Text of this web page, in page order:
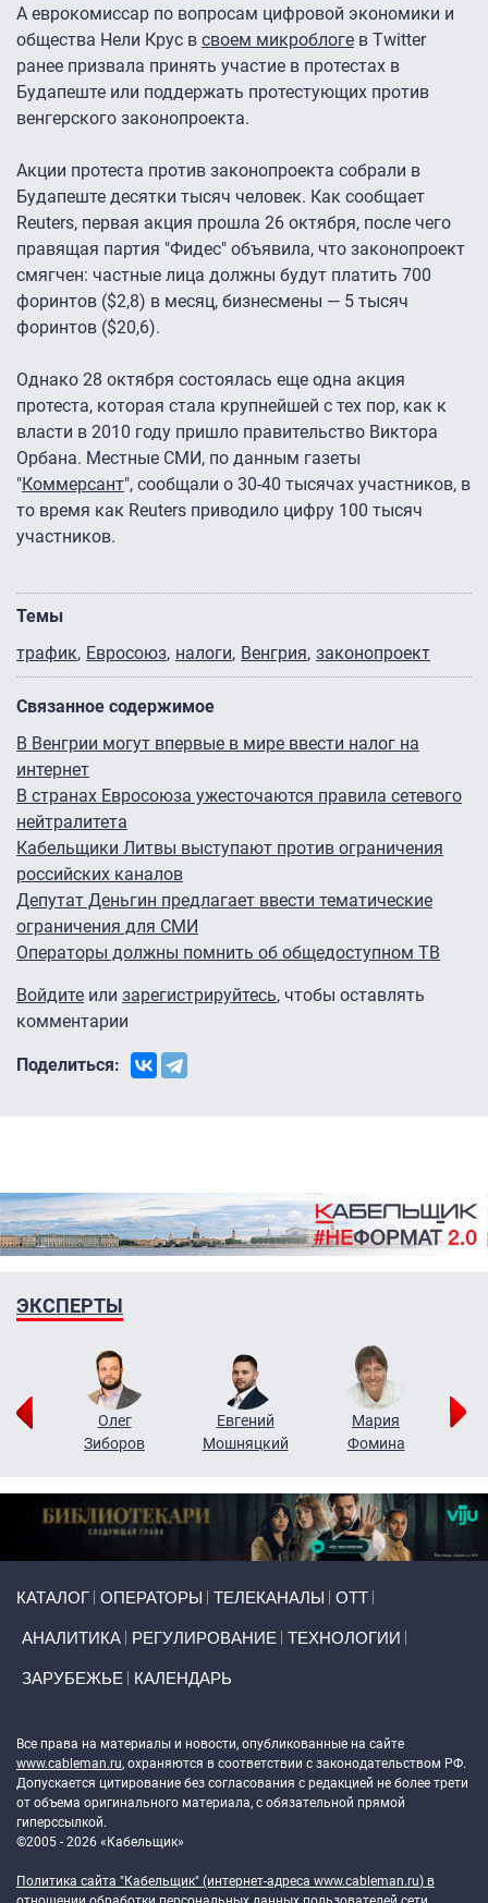
А еврокомиссар по вопросам цифровой экономики и
общества Нели Крус в своем микроблоге в Twitter
ранее призвала принять участие в протестах в
Будапеште или поддержать протестующих против
венгерского законопроекта.
Акции протеста против законопроекта собрали в
Будапеште десятки тысяч человек. Как сообщает
Reuters, первая акция прошла 26 октября, после чего
правящая партия "Фидес" объявила, что законопроект
смягчен: частные лица должны будут платить 700
форинтов ($2,8) в месяц, бизнесмены — 5 тысяч
форинтов ($20,6).
Однако 28 октября состоялась еще одна акция
протеста, которая стала крупнейшей с тех пор, как к
власти в 2010 году пришло правительство Виктора
Орбана. Местные СМИ, по данным газеты
"Коммерсант", сообщали о 30-40 тысячах участников, в
то время как Reuters приводило цифру 100 тысяч
участников.
Темы
трафик Евросоюз налоги Венгрия законопроект
Связанное содержимое
В Венгрии могут впервые в мире ввести налог на
интернет
В странах Евросоюза ужесточаются правила сетевого
нейтралитета
Кабельщики Литвы выступают против ограничения
российских каналов
Депутат Деньгин предлагает ввести тематические
ограничения для СМИ
Операторы должны помнить об общедоступном ТВ
Войдите или зарегистрируйтесь, чтобы оставлять
комментарии
Поделиться:
ЭКСПЕРТЫ
Олег
Зиборов
Евгений
Мошняцкий
Мария
Фомина
КАТАЛОГ ОПЕРАТОРЫ ТЕЛЕКАНАЛЫ ОТТ
АНАЛИТИКА РЕГУЛИРОВАНИЕ ТЕХНОЛОГИИ
ЗАРУБЕЖЬЕ КАЛЕНДАРЬ
Все права на материалы и новости, опубликованные на сайте
www.cableman.ru, охраняются в соответствии с законодательством РФ.
Допускается цитирование без согласования с редакцией не более трети
от объема оригинального материала, с обязательной прямой
гиперссылкой.
©2005 - 2026 «Кабельщик»
Политика сайта "Кабельщик" (интернет-адреса www.cableman.ru) в